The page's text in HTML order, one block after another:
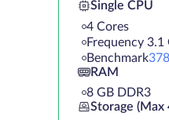
Single CPU
4 Cores
Frequency 3.1
Benchmark
RAM
8 GB DDR3
Storage (Max